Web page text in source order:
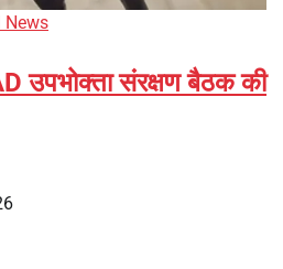
News
उपभोक्ता संरक्षण बैठक की